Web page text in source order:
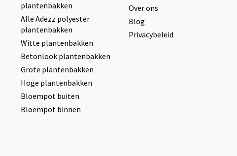
plantenbakken
Alle Adezz polyester
plantenbakken
Witte plantenbakken
Betonlook plantenbakken
Grote plantenbakken
Hoge plantenbakken
Bloempot buiten
Bloempot binnen
Over ons
Blog
Privacybeleid